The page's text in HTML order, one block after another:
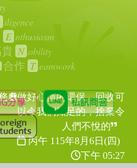
iligence
E nthusiasm
N obility
合作 T eamwork
處做好心情的環保，回收可
以令我們知足的，捨棄令
人們不悅的
丙午 115年8月6日(四)
下午 05:27